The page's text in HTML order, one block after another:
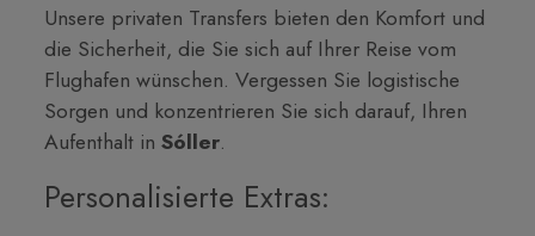
Unsere privaten Transfers bieten den Komfort und
die Sicherheit, die Sie sich auf Ihrer Reise vom
Flughafen wünschen. Vergessen Sie logistische
Sorgen und konzentrieren Sie sich darauf, Ihren
Aufenthalt inSóller.
Personalisierte Extras: